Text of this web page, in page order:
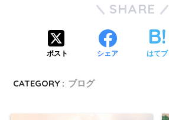
SHARE
ポスト シェア はてブ
CATEGORY : ブログ